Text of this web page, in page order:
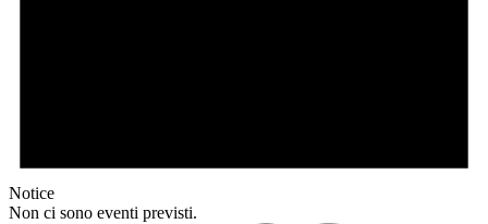
Notice
Non ci sono eventi previsti.